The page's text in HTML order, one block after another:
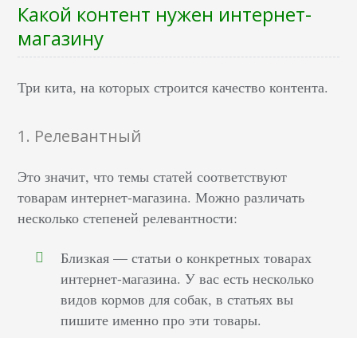
Какой контент нужен интернет-
магазину
Три кита, на которых строится качество контента.
1. Релевантный
Это значит, что темы статей соответствуют
товарам интернет-магазина. Можно различать
несколько степеней релевантности:
Близкая — статьи о конкретных товарах
интернет-магазина. У вас есть несколько
видов кормов для собак, в статьях вы
пишите именно про эти товары.